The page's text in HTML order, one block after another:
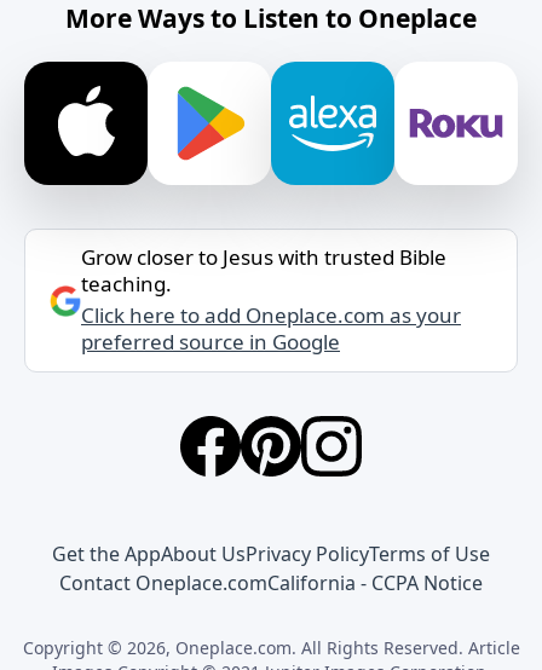
More Ways to Listen to Oneplace
Grow closer to Jesus with trusted Bible
teaching.
Click here to add Oneplace.com as your
preferred source in Google
Get the AppAbout UsPrivacy PolicyTerms of Use
Contact Oneplace.comCalifornia - CCPA Notice
Copyright © 2026, Oneplace.com. All Rights Reserved. Article